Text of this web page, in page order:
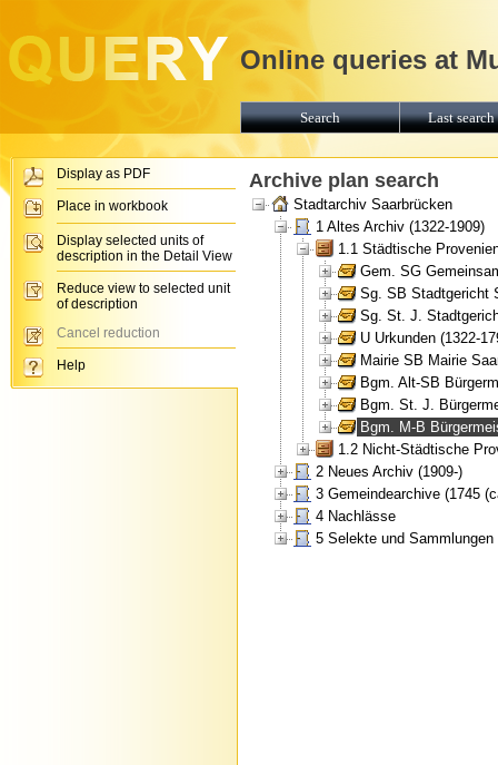
Archive plan search
Stadtarchiv Saarbrücken
1 Altes Archiv (1322-1909)
1.1 Städtische
Gem. SG
Sg. SB Stadtgericht
Sg. St. J.
U Urkunden (1322-
Mairie SB Mairie
Bgm. Alt-SB
Bgm. St. J.
Bgm. M-B
1.2 Nicht-Städtische
2 Neues Archiv (1909-)
3 Gemeindearchive (1745
4 Nachlässe
5 Selekte und Sammlungen
Online queries at
Search Last
Display as PDF
Place in workbook
Display selected units of
description in the Detail View
Reduce view to selected unit
of description
Cancel reduction
Help